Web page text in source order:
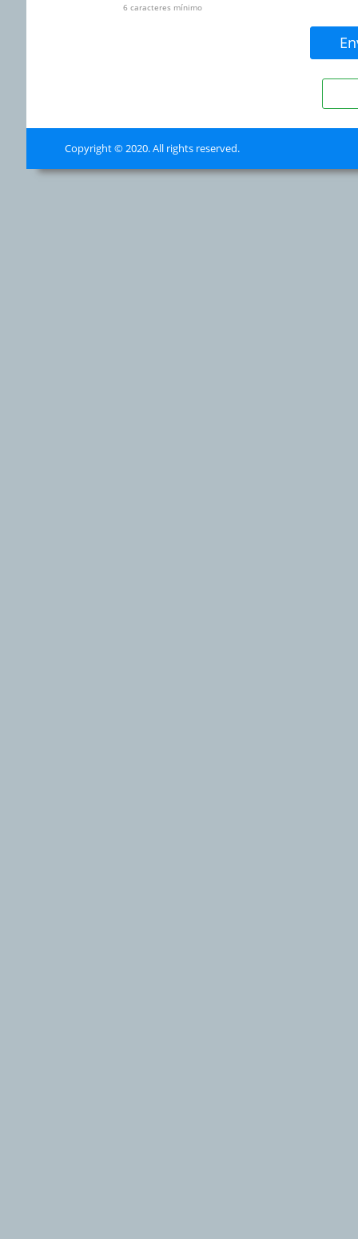
6 caracteres mínimo
Copyright © 2020. All rights reserved.